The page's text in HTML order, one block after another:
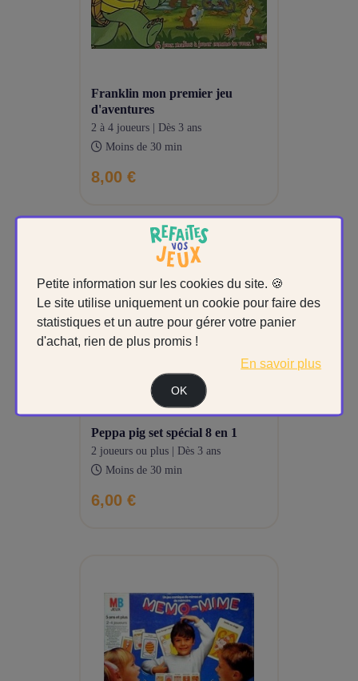
Petite information sur les cookies du site. 🍪
Le site utilise uniquement un cookie pour faire des
statistiques et un autre pour gérer votre panier
d'achat, rien de plus promis !
En savoir plus
OK
franklin mon premier jeu
d'aventures
2 à 4 joueurs | Dès 3 ans
Moins de 30 min
8,00 €
peppa pig set spécial 8 en 1
2 joueurs ou plus | Dès 3 ans
Moins de 30 min
6,00 €